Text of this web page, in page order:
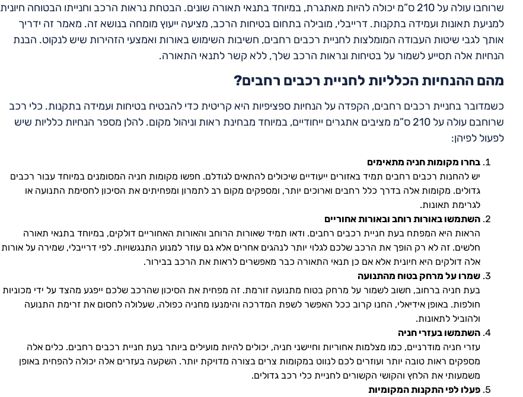
שרוחבו עולה על 210 ס”מ יכולה להיות מאתגרת, במיוחד בתנאי תאורה שונים. הבטחת נראות הרכב וחנייתו הבטוחה חיונית
למניעת תאונות ועמידה בתקנות. דרייבלי, מובילה בתחום בטיחות הרכב, מציעה ייעוץ מומחה בנושא זה. מאמר זה ידריך
אותך לגבי שיטות העבודה המומלצות לחניית רכבים רחבים, חשיבות השימוש באורות ואמצעי הזהירות שיש לנקוט. הבנת
הנחיות אלה תסייע לשמור על בטיחות ונראות הרכב שלך, ללא קשר לתנאי התאורה.
מהם ההנחיות הכלליות לחניית רכבים רחבים?
כשמדובר בחניית רכבים רחבים, הקפדה על הנחיות ספציפיות היא קריטית כדי להבטיח בטיחות ועמידה בתקנות. כלי רכב
שרוחבם עולה על 210 ס”מ מציבים אתגרים ייחודיים, במיוחד מבחינת ראות וניהול מקום. להלן מספר הנחיות כלליות שיש
לפעול לפיהן:
בחרו מקומות חניה מתאימים
יש להחנות רכבים רחבים תמיד באזורים ייעודיים שיכולים להתאים לגודלם. חפשו מקומות חניה המסומנים במיוחד עבור רכבים
גדולים. מקומות אלה בדרך כלל רחבים וארוכים יותר, ומספקים מקום רב לתמרון ומפחיתים את הסיכון לחסימת התנועה או
לגרימת תאונות.
השתמשו באורות רוחב ובאורות אחוריים
הראות היא המפתח בעת חניית רכבים רחבים. ודאו תמיד שאורות הרוחב והאורות האחוריים דולקים, במיוחד בתנאי תאורה
חלשים. זה לא רק הופך את הרכב שלכם לגלוי יותר לנהגים אחרים אלא גם עוזר למנוע התנגשויות. לפי דרייבלי, שמירה על אורות
אלה דולקים היא חיונית אלא אם כן תנאי התאורה כבר מאפשרים לראות את הרכב בבירור.
שמרו על מרחק בטוח מהתנועה
בעת חניה ברחוב, חשוב לשמור על מרחק בטוח מתנועה זורמת. זה מפחית את הסיכון שהרכב שלכם ייפגע מהצד על ידי מכוניות
חולפות. באופן אידיאלי, החנו קרוב ככל האפשר לשפת המדרכה והימנעו מחניה כפולה, שעלולה לחסום את זרימת התנועה
ולהוביל לתאונות.
השתמשו בעזרי חניה
עזרי חניה מודרניים, כמו מצלמות אחוריות וחיישני חניה, יכולים להיות מועילים ביותר בעת חניית רכבים רחבים. כלים אלה
מספקים ראות טובה יותר ועוזרים לכם לנווט במקומות צרים בצורה מדויקת יותר. השקעה בעזרים אלה יכולה להפחית באופן
משמעותי את הלחץ והקושי הקשורים לחניית כלי רכב גדולים.
פעלו לפי התקנות המקומיות